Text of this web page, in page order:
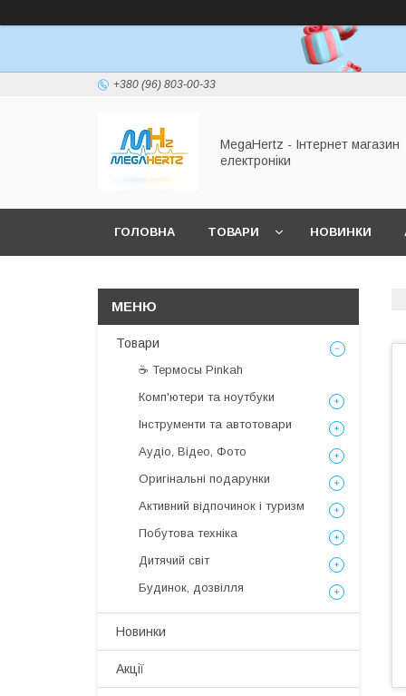
+380 (96) 803-00-33
MegaHertz - Інтернет магазин
електроніки
ГОЛОВНА ТОВАРИ НОВИНКИ
Товари
☕ Термосы Pinkah
Комп'ютери та ноутбуки
Інструменти та автотовари
Аудіо, Відео, Фото
Оригінальні подарунки
Активний відпочинок і туризм
Побутова техніка
Дитячий світ
Будинок, дозвілля
Новинки
Акції